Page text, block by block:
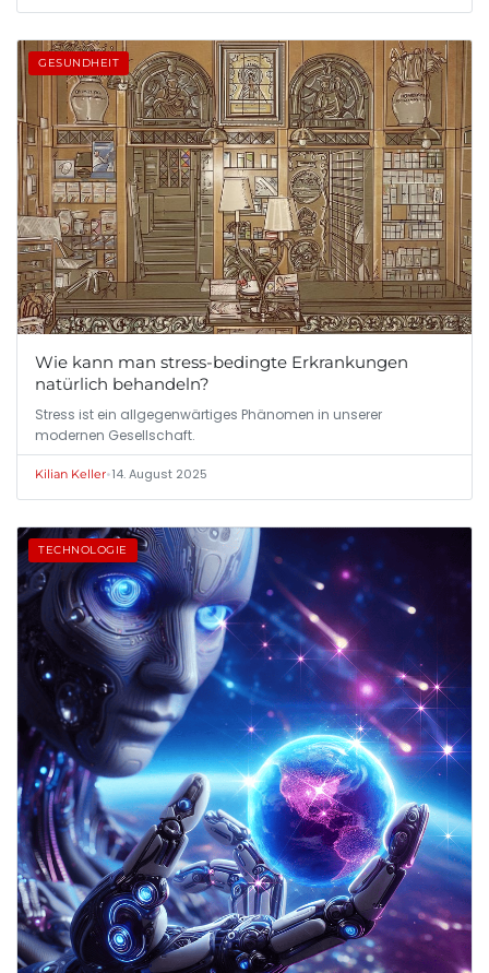
GESUNDHEIT
Wie kann man stress-bedingte Erkrankungen
natürlich behandeln?
Stress ist ein allgegenwärtiges Phänomen in unserer
modernen Gesellschaft.
Kilian Keller•14. August 2025
TECHNOLOGIE